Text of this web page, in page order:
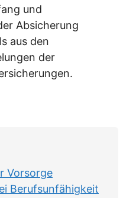
und
Absicherung
aus den
der
Vorsorge
Berufsunfähigkeit